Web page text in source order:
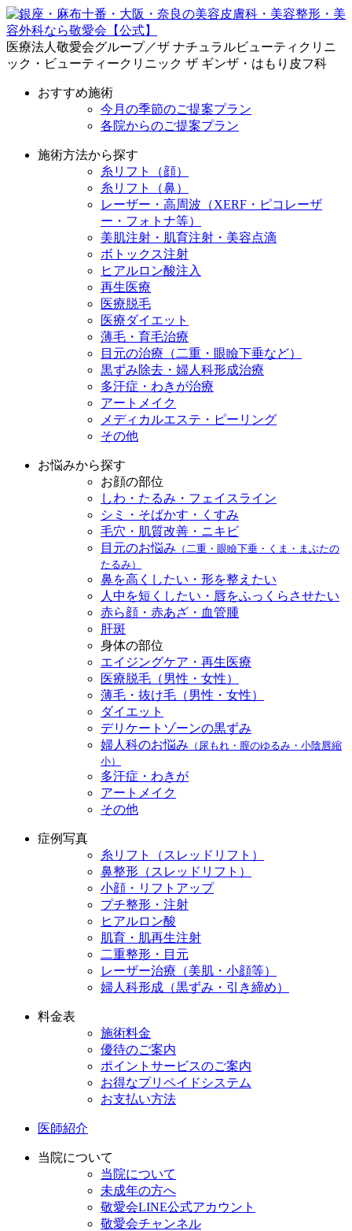
医療法人敬愛会グループ／ザ ナチュラルビューティクリニ
ック・ビューティークリニック ザ ギンザ・はもり皮フ科
おすすめ施術
今月の季節のご提案プラン
各院からのご提案プラン
施術方法から探す
糸リフト（顔）
糸リフト（鼻）
レーザー・高周波（XERF・ピコレーザ
ー・フォトナ等）
美肌注射・肌育注射・美容点滴
ボトックス注射
ヒアルロン酸注入
再生医療
医療脱毛
医療ダイエット
薄毛・育毛治療
目元の治療（二重・眼瞼下垂など）
黒ずみ除去・婦人科形成治療
多汗症・わきが治療
アートメイク
メディカルエステ・ピーリング
その他
お悩みから探す
お顔の部位
しわ・たるみ・フェイスライン
シミ・そばかす・くすみ
毛穴・肌質改善・ニキビ
目元のお悩み （二重・眼瞼下垂・くま・まぶたの
たるみ）
鼻を高くしたい・形を整えたい
人中を短くしたい・唇をふっくらさせたい
赤ら顔・赤あざ・血管腫
肝斑
身体の部位
エイジングケア・再生医療
医療脱毛（男性・女性）
薄毛・抜け毛（男性・女性）
ダイエット
デリケートゾーンの黒ずみ
婦人科のお悩み （尿もれ・膣のゆるみ・小陰唇縮
小）
多汗症・わきが
アートメイク
その他
症例写真
糸リフト（スレッドリフト）
鼻整形（スレッドリフト）
小顔・リフトアップ
プチ整形・注射
ヒアルロン酸
肌育・肌再生注射
二重整形・目元
レーザー治療（美肌・小顔等）
婦人科形成（黒ずみ・引き締め）
料金表
施術料金
優待のご案内
ポイントサービスのご案内
お得なプリペイドシステム
お支払い方法
医師紹介
当院について
当院について
未成年の方へ
敬愛会LINE公式アカウント
敬愛会チャンネル